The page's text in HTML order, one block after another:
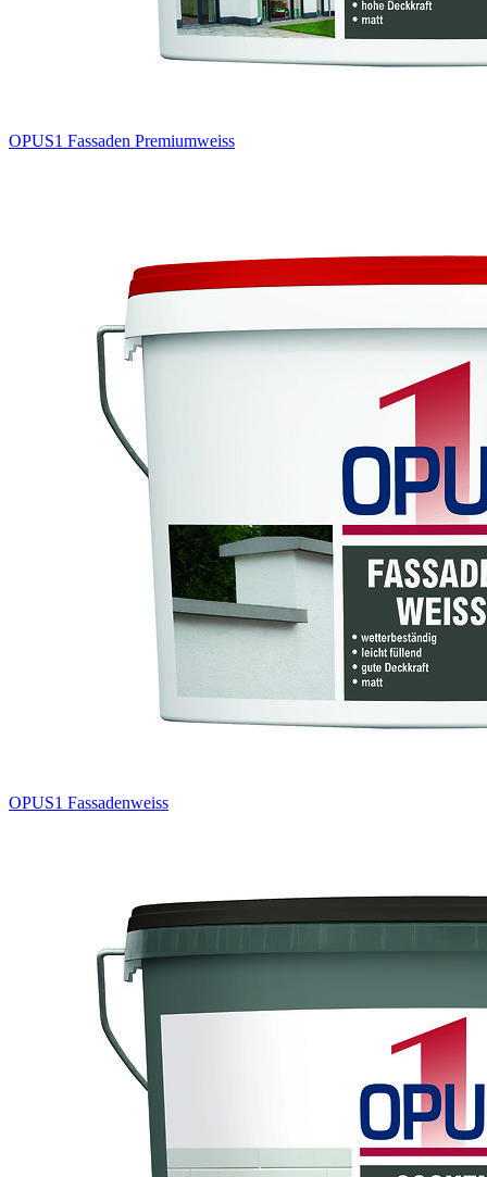
OPUS1 Fassaden Premiumweiss
OPUS1 Fassadenweiss